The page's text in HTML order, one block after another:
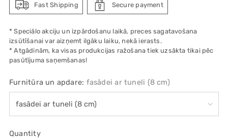
Fast Shipping Secure payment
* Speciālo akciju un izpārdošanu laikā, preces sagatavošana
izsūtīšanai var aizņemt ilgāku laiku, nekā ierasts.
* Atgādinām, ka visas produkcijas ražošana tiek uzsākta tikai pēc
pasūtījuma saņemšanas!
Furnitūra un apdare: fasādei ar tuneli (8 cm)
Quantity